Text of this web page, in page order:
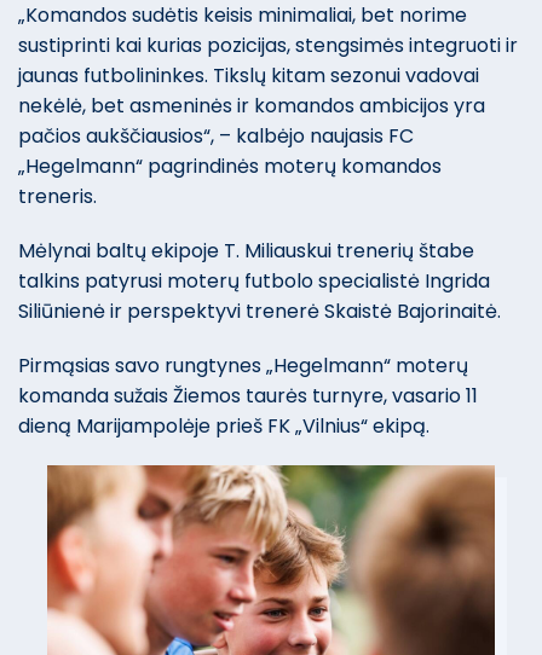
„Komandos sudėtis keisis minimaliai, bet norime
sustiprinti kai kurias pozicijas, stengsimės integruoti ir
jaunas futbolininkes. Tikslų kitam sezonui vadovai
nekėlė, bet asmeninės ir komandos ambicijos yra
pačios aukščiausios“, – kalbėjo naujasis FC
„Hegelmann“ pagrindinės moterų komandos
treneris.
Mėlynai baltų ekipoje T. Miliauskui trenerių štabe
talkins patyrusi moterų futbolo specialistė Ingrida
Siliūnienė ir perspektyvi trenerė Skaistė Bajorinaitė.
Pirmąsias savo rungtynes „Hegelmann“ moterų
komanda sužais Žiemos taurės turnyre, vasario 11
dieną Marijampolėje prieš FK „Vilnius“ ekipą.